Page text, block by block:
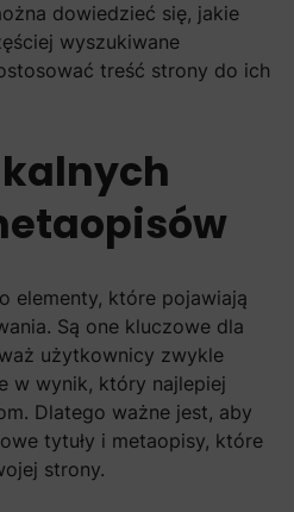
dowiedzieć się, jakie
wyszukiwane
treść strony do ich
elementy, które pojawiają
Są one kluczowe dla
użytkownicy zwykle
w wynik, który najlepiej
Dlatego ważne jest, aby
tytuły i metaopisy, które
strony.